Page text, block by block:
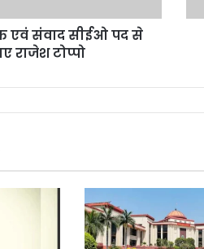
एवं संवाद सीईओ पद से
राजेश टोप्पो
जोगी